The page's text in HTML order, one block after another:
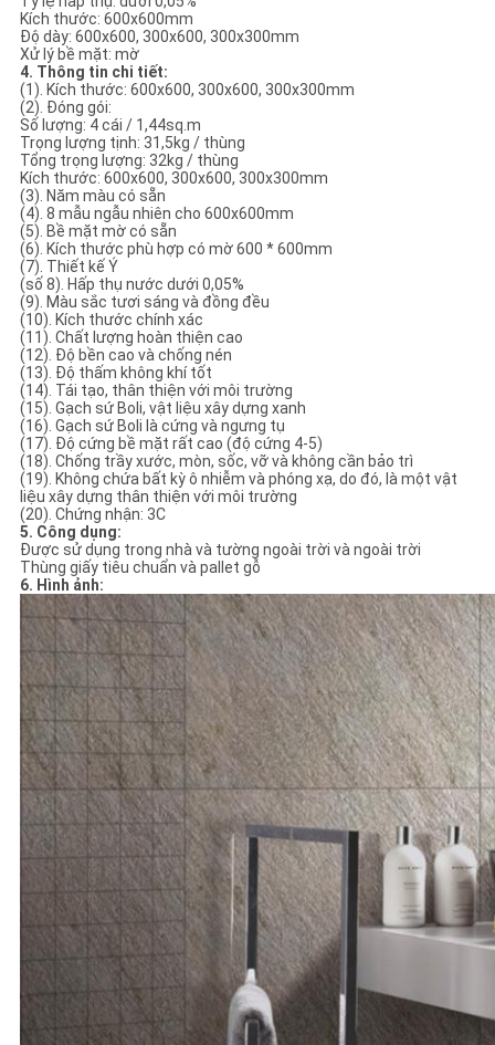
Kích thước: 600x600mm
Độ dày: 600x600, 300x600, 300x300mm
Xử lý bề mặt: mờ
4. Thông tin chi tiết:
(1). Kích thước: 600x600, 300x600, 300x300mm
(2). Đóng gói:
Số lượng: 4 cái / 1,44sq.m
Trọng lượng tịnh: 31,5kg / thùng
Tổng trọng lượng: 32kg / thùng
Kích thước: 600x600, 300x600, 300x300mm
(3). Năm màu có sẵn
(4). 8 mẫu ngẫu nhiên cho 600x600mm
(5). Bề mặt mờ có sẵn
(6). Kích thước phù hợp có mờ 600 * 600mm
(7). Thiết kế Ý
(số 8). Hấp thụ nước dưới 0,05%
(9). Màu sắc tươi sáng và đồng đều
(10). Kích thước chính xác
(11). Chất lượng hoàn thiện cao
(12). Độ bền cao và chống nén
(13). Độ thấm không khí tốt
(14). Tái tạo, thân thiện với môi trường
(15). Gạch sứ Boli, vật liệu xây dựng xanh
(16). Gạch sứ Boli là cứng và ngưng tụ
(17). Độ cứng bề mặt rất cao (độ cứng 4-5)
(18). Chống trầy xước, mòn, sốc, vỡ và không cần bảo trì
(19). Không chứa bất kỳ ô nhiễm và phóng xạ, do đó, là một vật
liệu xây dựng thân thiện với môi trường
(20). Chứng nhận: 3C
5. Công dụng:
Được sử dụng trong nhà và tường ngoài trời và ngoài trời
Thùng giấy tiêu chuẩn và pallet gỗ
6. Hình ảnh: